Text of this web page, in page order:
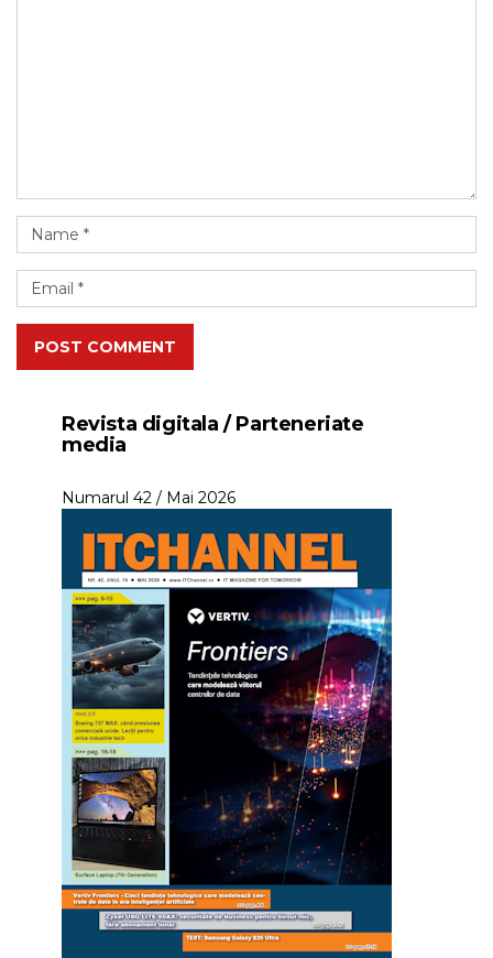
POST COMMENT
Revista digitala / Parteneriate
media
Numarul 42 / Mai 2026